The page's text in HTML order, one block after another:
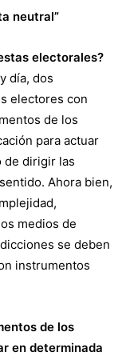
neutral”
electorales?
día, dos
electores con
de los
para actuar
de dirigir las
Ahora bien,
medios de
se deben
instrumentos
de los
en determinada